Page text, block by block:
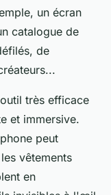
un écran
catalogue de
de
très efficace
et immersive.
peut
vêtements
en